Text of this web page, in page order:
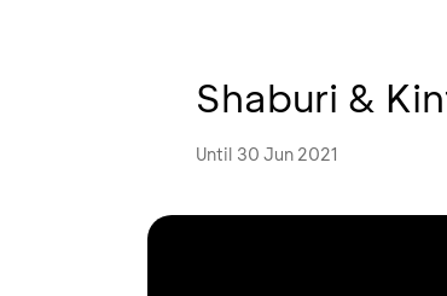
Shaburi &
Until 30 Jun 2021